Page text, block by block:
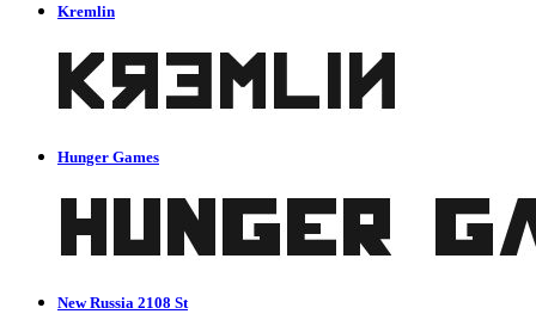
Kremlin
Hunger Games
New Russia 2108 St